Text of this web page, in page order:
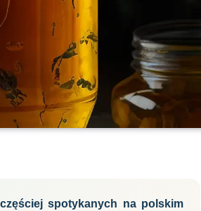
spotykanych na polskim